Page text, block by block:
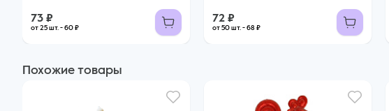
73 ₽
от 25 шт. - 60 ₽
72 ₽
от 50 шт. - 68 ₽
Похожие товары